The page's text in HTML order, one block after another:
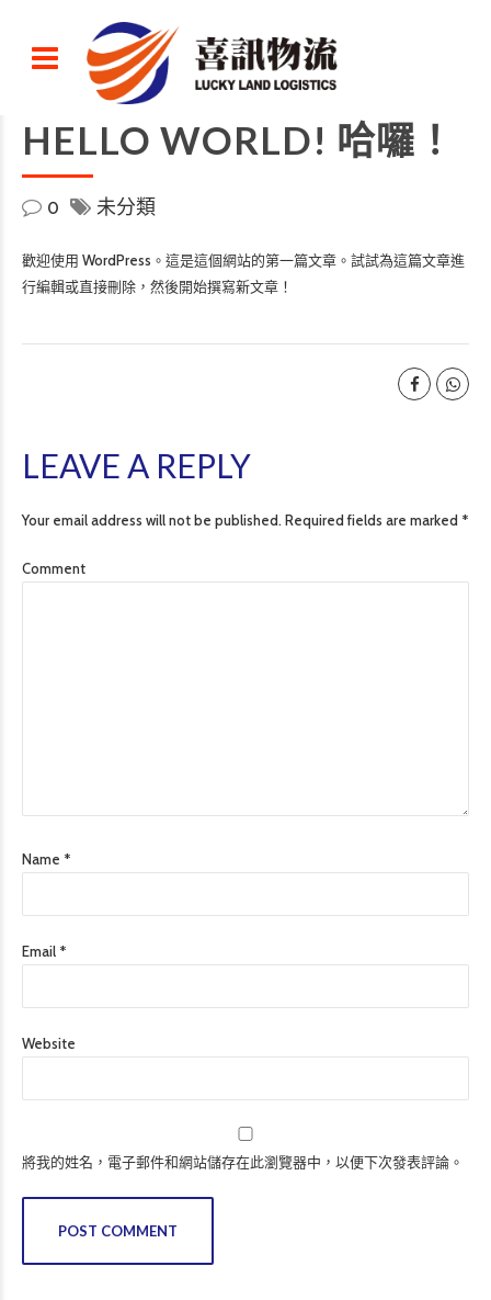
HELLO WORLD! 哈囉！
0 未分類
歡迎使用 WordPress。這是這個網站的第一篇文章。試試為這篇文章進
行編輯或直接刪除，然後開始撰寫新文章！
LEAVE A REPLY
Your email address will not be published. Required fields are marked *
Comment
Name *
Email *
Website
將我的姓名，電子郵件和網站儲存在此瀏覽器中，以便下次發表評論。
POST COMMENT